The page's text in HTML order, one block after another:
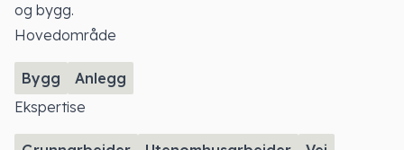
og bygg.
Hovedområde
Bygg
Anlegg
Ekspertise